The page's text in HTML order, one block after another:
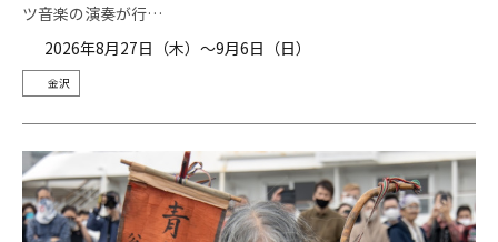
ツ音楽の演奏が行…
2026年8月27日（木）～9月6日（日）
金沢